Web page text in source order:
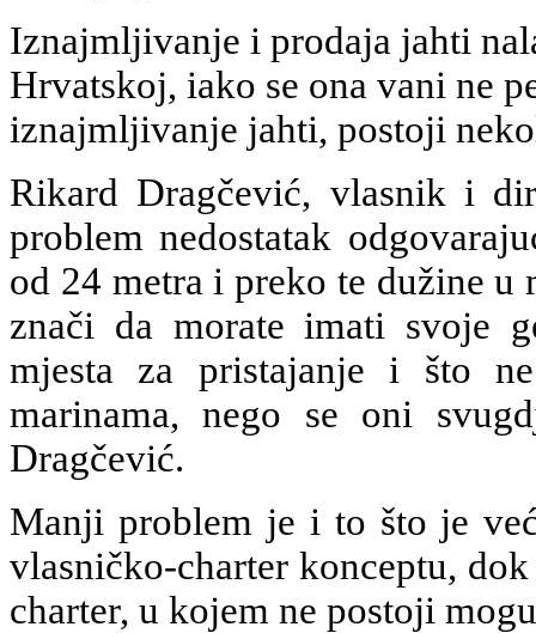
Iznajmljivanje i prodaja jahti
Hrvatskoj, iako se ona vani ne
iznajmljivanje jahti, postoji
Rikard Dragčević, vlasnik i
problem nedostatak
od 24 metra i preko te dužine u
znači da morate imati svoje
mjesta za pristajanje i što
marinama, nego se oni
Dragčević.
Manji problem je i to što je
vlasničko-charter konceptu,
charter, u kojem ne postoji